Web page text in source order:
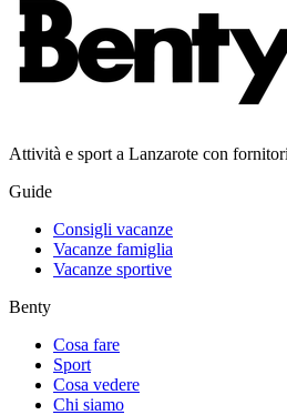
Attività e sport a Lanzarote con
Guide
Consigli vacanze
Vacanze famiglia
Vacanze sportive
Benty
Cosa fare
Sport
Cosa vedere
Chi siamo